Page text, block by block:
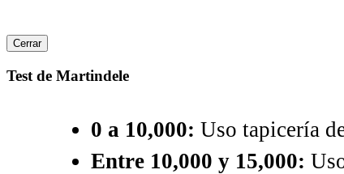
Cerrar
Test de Martindele
0 a 10,000: Uso tapicería
Entre 10,000 y 15,000: